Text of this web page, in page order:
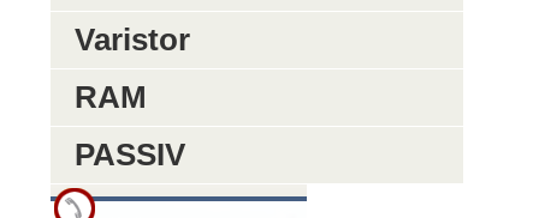
Varistor
RAM
PASSIV